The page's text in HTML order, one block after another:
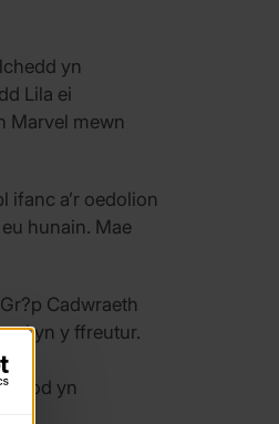
yn
Lila ei
Marvel mewn
ifanc a’r oedolion
hunain. Mae
Cadwraeth
yn y ffreutur.
bod yn